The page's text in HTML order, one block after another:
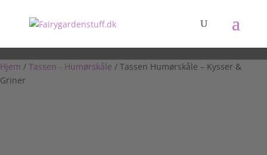
Hjem / Tassen - Humørskåle / Tassen Humørskåle – Kysser &
Griner